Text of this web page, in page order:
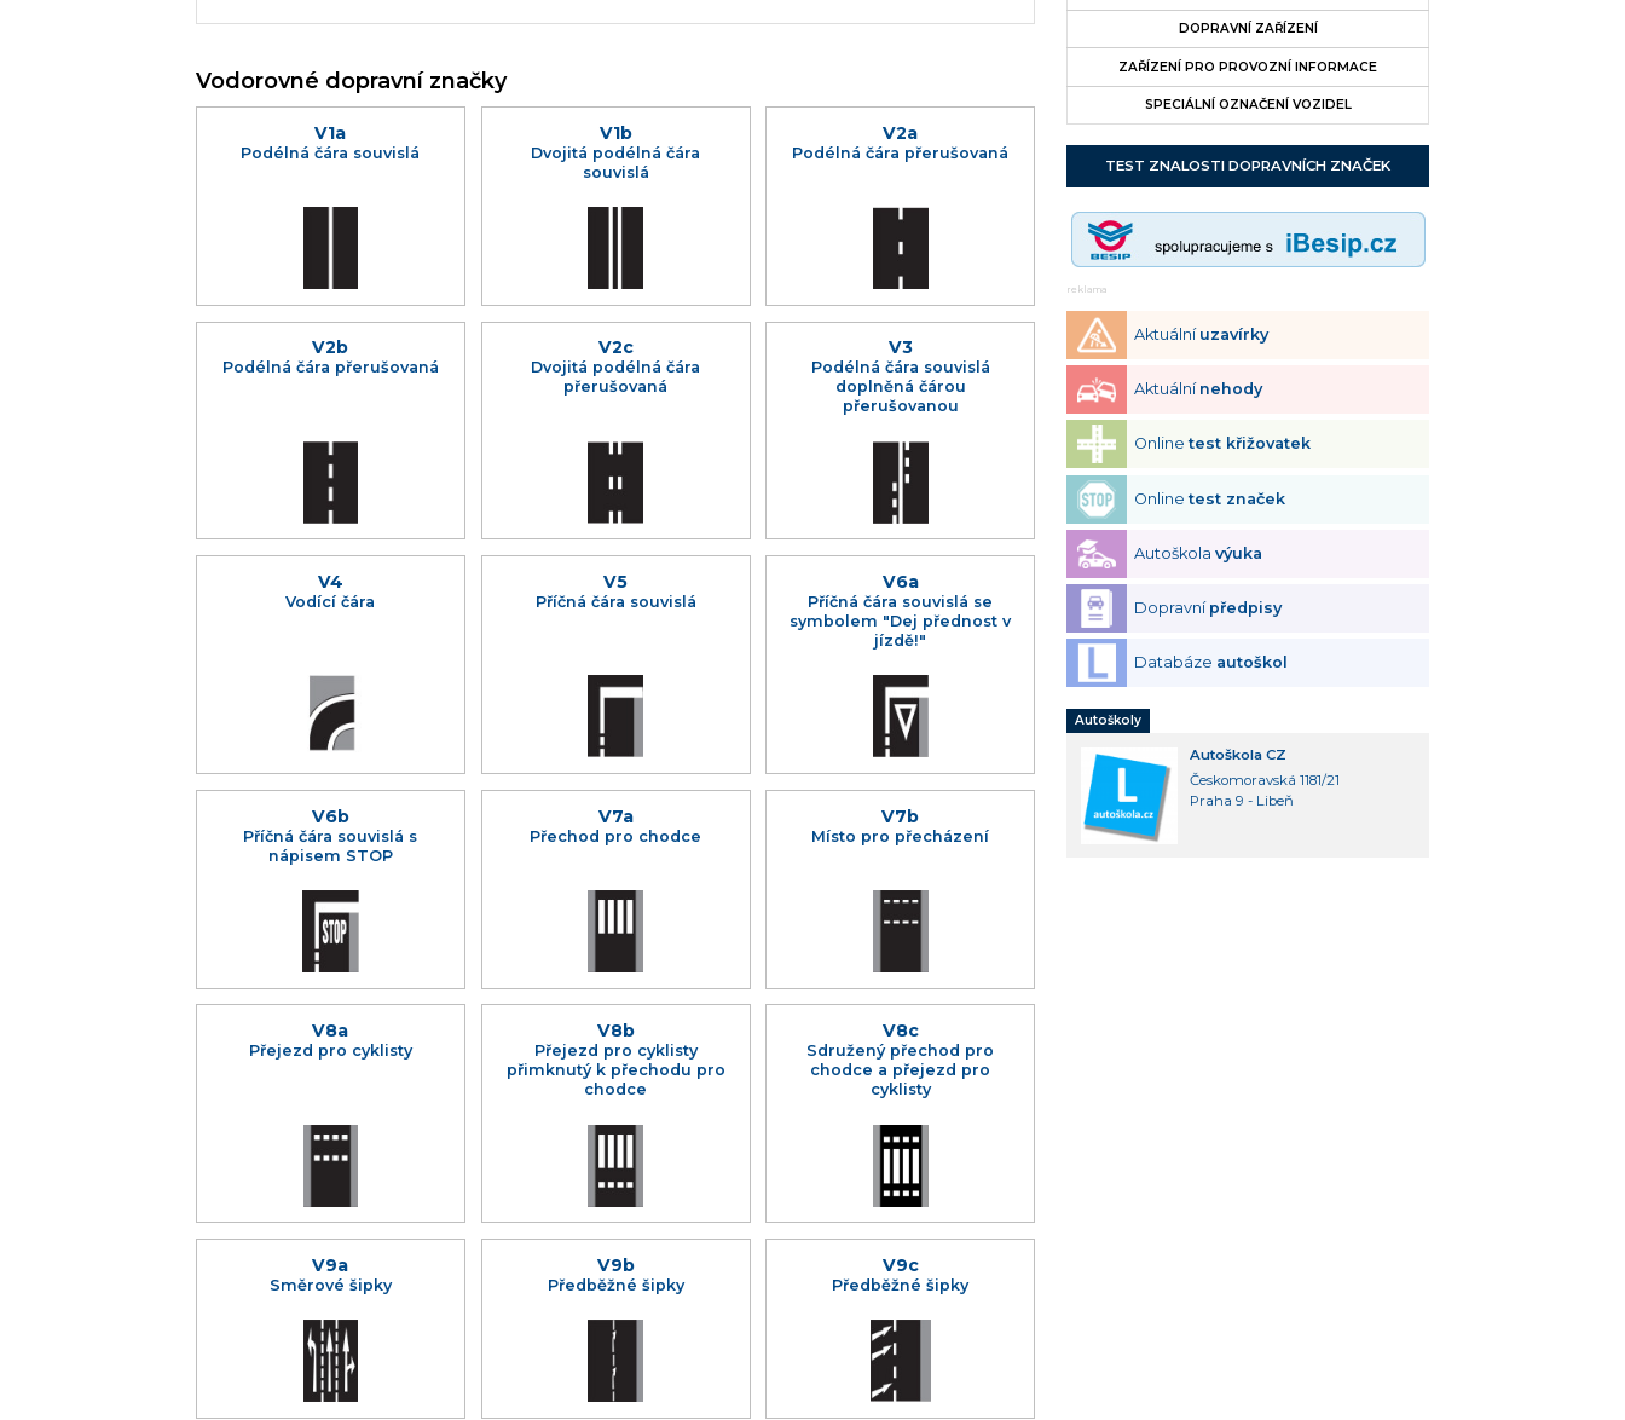
Vodorovné dopravní značky
V1a
Podélná čára souvislá
V1b
Dvojitá podélná čára
souvislá
V2a
Podélná čára přerušovaná
V2b
Podélná čára přerušovaná
V2c
Dvojitá podélná čára
přerušovaná
V3
Podélná čára souvislá
doplněná čárou
přerušovanou
V4
Vodící čára
V5
Příčná čára souvislá
V6a
Příčná čára souvislá se
symbolem "Dej přednost v
jízdě!"
V6b
Příčná čára souvislá s
nápisem STOP
V7a
Přechod pro chodce
V7b
Místo pro přecházení
V8a
Přejezd pro cyklisty
V8b
Přejezd pro cyklisty
přimknutý k přechodu pro
chodce
V8c
Sdružený přechod pro
chodce a přejezd pro
cyklisty
V9a
Směrové šipky
V9b
Předběžné šipky
V9c
Předběžné šipky
DOPRAVNÍ ZAŘÍZENÍ
ZAŘÍZENÍ PRO PROVOZNÍ INFORMACE
SPECIÁLNÍ OZNAČENÍ VOZIDEL
TEST ZNALOSTI DOPRAVNÍCH ZNAČEK
reklama
Aktuální uzavírky
Aktuální nehody
Onlinetest křižovatek
Onlinetest značek
Autoškolavýuka
Dopravní předpisy
Databáze autoškol
Autoškoly
Autoškola CZ
Českomoravská 1181/21
Praha 9 - Libeň